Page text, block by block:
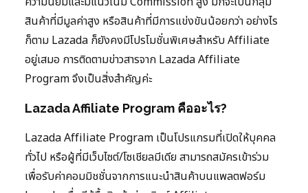
สินค้าที่มีมูลค่าสูง หรือสินค้าที่มีการแข่งขันน้อยกว่า อย่างไร
ก็ตาม Lazada ก็ยังคงมีโปรโมชั่นพิเศษสำหรับ Affiliate
อยู่เสมอ การติดตามข่าวสารจาก Lazada Affiliate
Program จึงเป็นสิ่งสำคัญค่ะ
Lazada Affiliate Program คืออะไร?
Lazada Affiliate Program เป็นโปรแกรมที่เปิดให้บุคคล
ทั่วไป หรือผู้ที่มีเว็บไซต์/โซเชียลมีเดีย สามารถสมัครเข้าร่วม
เพื่อรับค่าคอมมิชชั่นจากการแนะนำสินค้าบนแพลตฟอร์ม